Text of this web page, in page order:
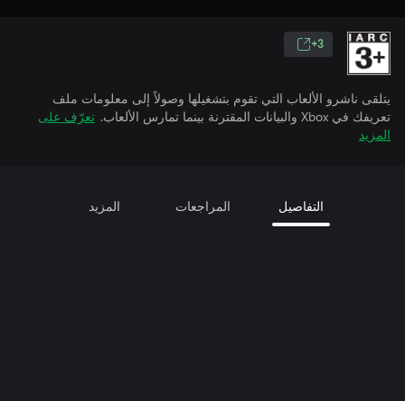
3+
يتلقى ناشرو الألعاب التي تقوم بتشغيلها وصولاً إلى معلومات ملف
تعريفك في Xbox والبيانات المقترنة بينما تمارس الألعاب.
تعرّف على
المزيد
التفاصيل المراجعات المزيد